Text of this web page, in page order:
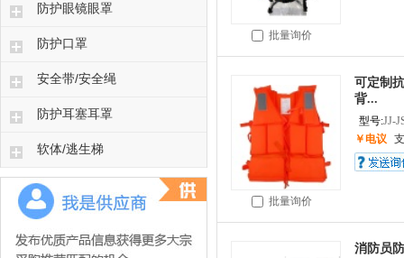
防护眼镜眼罩
防护口罩
安全带/安全绳
防护耳塞耳罩
软体/逃生梯
批量询价
批量询价
可定制
背...
型号:JJ-
￥电议
消防员